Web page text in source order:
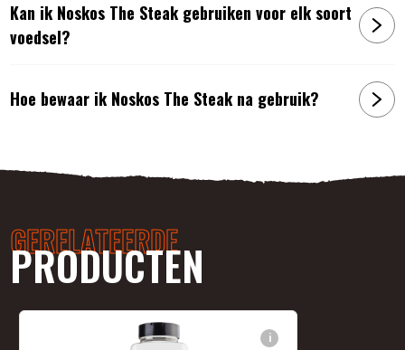
Kan ik Noskos The Steak gebruiken voor elk soort
voedsel?
Hoe bewaar ik Noskos The Steak na gebruik?
GERELATEERDE
PRODUCTEN
i